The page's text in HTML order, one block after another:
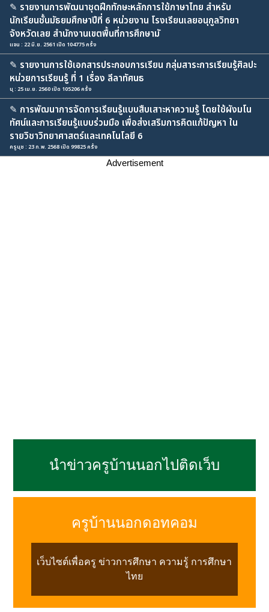
✎ รายงานการพัฒนาชุดฝึกทักษะหลักการใช้ภาษาไทย สำหรับ
นักเรียนชั้นมัธยมศึกษาปีที่ 6 หน่วยงาน โรงเรียนเลยอนุกูลวิทยา
จังหวัดเลย สำนักงานเขตพื้นที่การศึกษามั
แจน : 22 มิ.ย. 2561 เปิด 104775 ครั้ง
✎ รายงานการใช้เอกสารประกอบการเรียน กลุ่มสาระการเรียนรู้ศิลปะ
หน่วยการเรียนรู้ ที่ 1 เรื่อง ลีลาทัศนธ
นุ : 25 เม.ย. 2560 เปิด 105206 ครั้ง
✎ การพัฒนาการจัดการเรียนรู้แบบสืบเสาะหาความรู้ โดยใช้ผังมโน
ทัศน์และการเรียนรู้แบบร่วมมือ เพื่อส่งเสริมการคิดแก้ปัญหา ใน
รายวิชาวิทยาศาสตร์และเทคโนโลยี 6
ครูนุช : 23 ก.พ. 2568 เปิด 99825 ครั้ง
Advertisement
นำข่าวครูบ้านนอกไปติดเว็บ
ครูบ้านนอกดอทคอม
เว็บไซต์เพื่อครู ข่าวการศึกษา ความรู้ การศึกษา
ไทย